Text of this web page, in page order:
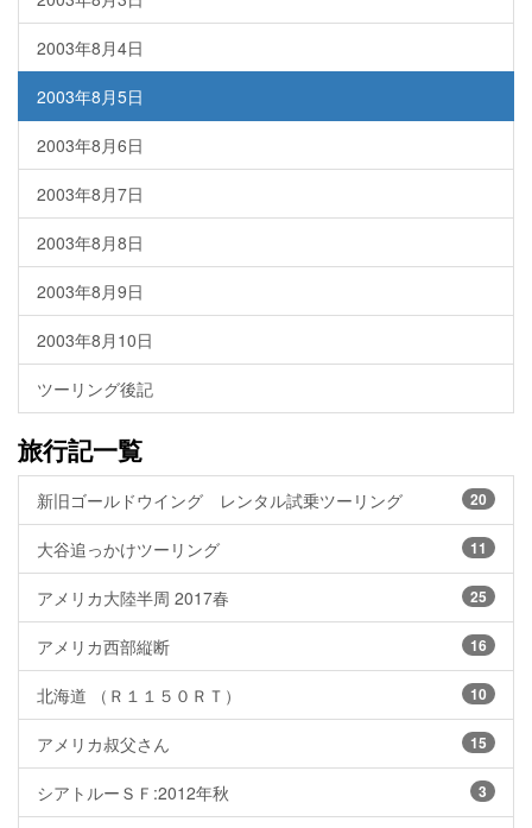
2003年8月4日
2003年8月5日
2003年8月6日
2003年8月7日
2003年8月8日
2003年8月9日
2003年8月10日
ツーリング後記
旅行記一覧
新旧ゴールドウイング レンタル試乗ツーリング 20
大谷追っかけツーリング 11
アメリカ大陸半周 2017春 25
アメリカ西部縦断 16
北海道 （Ｒ１１５０ＲＴ） 10
アメリカ叔父さん 15
シアトルーＳＦ:2012年秋 3